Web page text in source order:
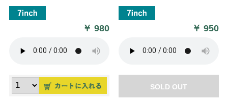
￥980 ￥950
SOLD OUT